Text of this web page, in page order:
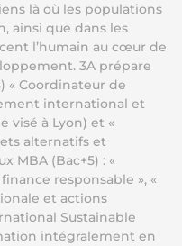
là où les populations
ainsi que dans les
l’humain au cœur de
3A prépare
« Coordinateur de
international et
visé à Lyon) et «
alternatifs et
MBA (Bac+5) : «
responsable », «
et actions
Sustainable
intégralement en